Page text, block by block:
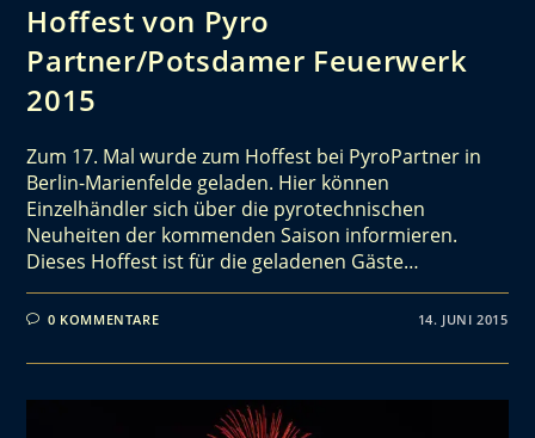
Hoffest von Pyro
Partner/Potsdamer Feuerwerk
2015
Zum 17. Mal wurde zum Hoffest bei PyroPartner in
Berlin-Marienfelde geladen. Hier können
Einzelhändler sich über die pyrotechnischen
Neuheiten der kommenden Saison informieren.
Dieses Hoffest ist für die geladenen Gäste…
0 KOMMENTARE 14. JUNI 2015